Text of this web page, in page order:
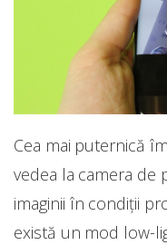
Cea mai puternică
vedea la camera de
imaginii în condiții
există un mod low-